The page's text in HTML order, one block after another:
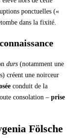
ponctuelles («
dans la fixité.
durs (notamment une
créent une noirceur
conduit de la
consolation – prise
Fölsche